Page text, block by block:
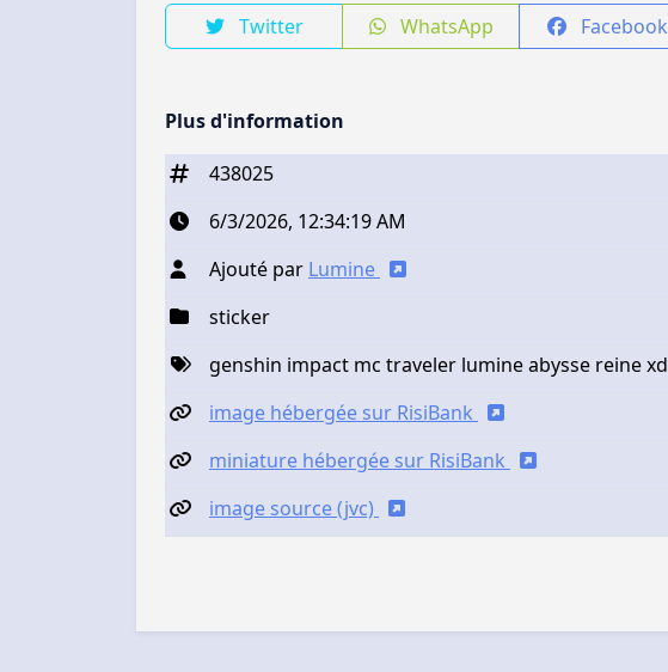
Twitter WhatsApp Facebook
Plus d'information
438025
6/3/2026, 12:34:19 AM
Ajouté par Lumine
sticker
genshin impact mc traveler lumine abysse reine xd
image hébergée sur RisiBank
miniature hébergée sur RisiBank
image source (jvc)